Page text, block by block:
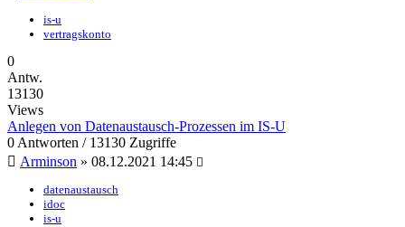
is-u
vertragskonto
0
Antw.
13130
Views
Anlegen von Datenaustausch-Prozessen im IS-U
0 Antworten / 13130 Zugriffe
Arminson » 08.12.2021 14:45
datenaustausch
idoc
is-u